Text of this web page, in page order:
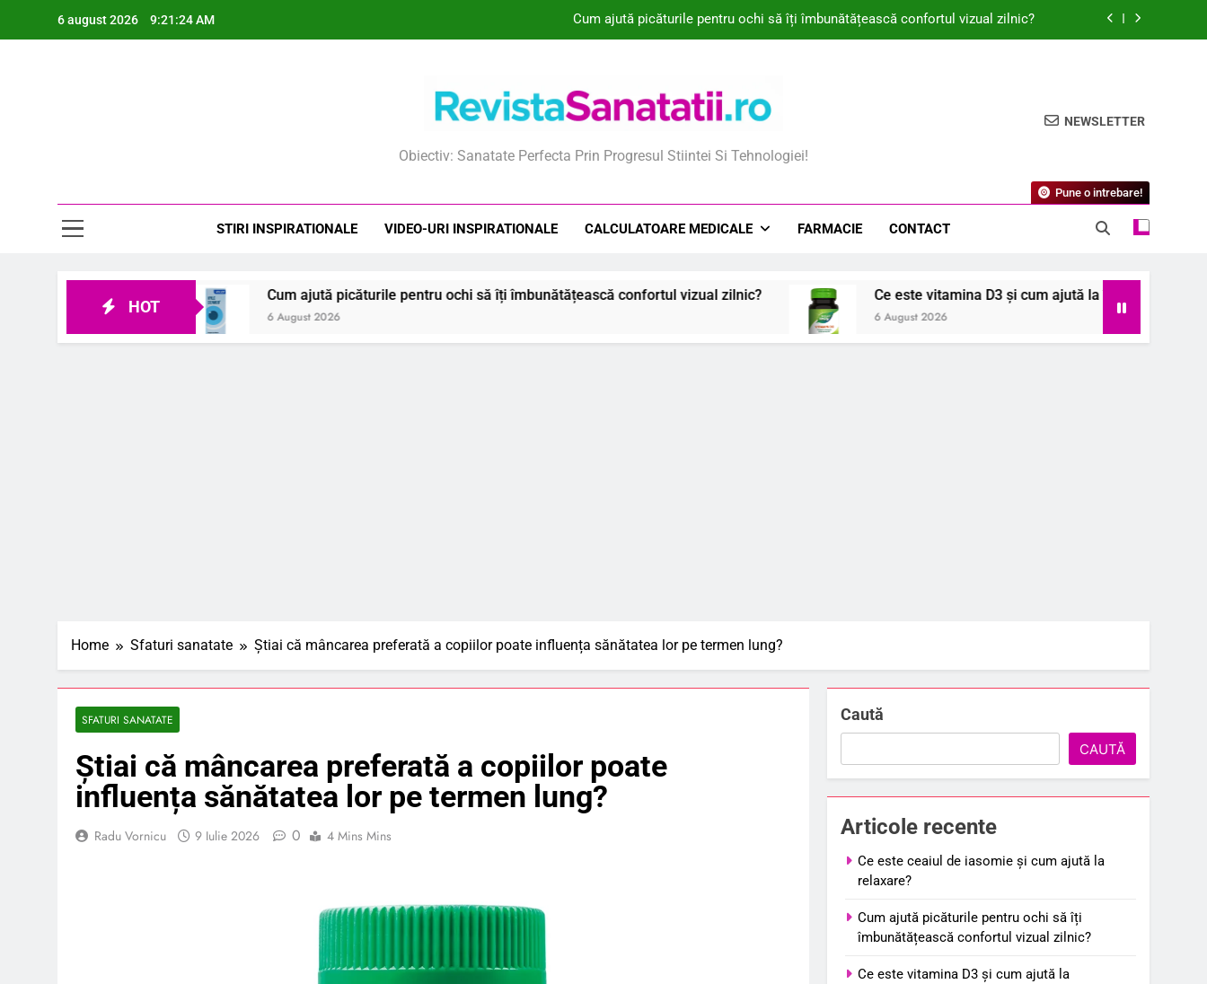
6 august 2026 9:21:25 AM Ce este vitamina D3 și cum ajută la îmbunătățirea sănătății oaselor?
Ce este ceaiul de iasomie și cum ajută la relaxare?
Ce este vitamina D3 și cum ajută la îmbunătățirea sănătății oaselor?
Cum ajută vitamina C la întărirea sistemului imunitar? Beneficii și păreri experte
Revista Sanatatii
Obiectiv: Sanatate Perfecta Prin Progresul Stiintei Si Tehnologiei!
NEWSLETTER
STIRI INSPIRATIONALE VIDEO-URI INSPIRATIONALE CALCULATOARE MEDICALE FARMACIE CONTACT
Pune o intrebare!
HOT
Cum ajută picăturile pentru ochi să îți îmbunătățească confortul vizual zilnic?
6 August 2026
Ce este vitamina D3 și cum ajută la îmbunătățirea sănătății oaselor?
Home Sfaturi sanatate Știai că mâncarea preferată a copiilor poate influența sănătatea lor pe termen lung?
SFATURI SANATATE
Știai că mâncarea preferată a copiilor poate
influența sănătatea lor pe termen lung?
Radu Vornicu 9 Iulie 2026 0 4 Mins Mins
Caută
CAUTĂ
Articole recente
Ce este ceaiul de iasomie și cum ajută la
relaxare?
Cum ajută picăturile pentru ochi să îți
îmbunătățească confortul vizual zilnic?
Ce este vitamina D3 și cum ajută la